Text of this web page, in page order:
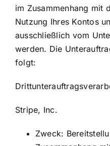
im Zusammenhang mit
Nutzung Ihres Kontos
ausschließlich vom
werden. Die
folgt:
Stripe, Inc.
Zweck: